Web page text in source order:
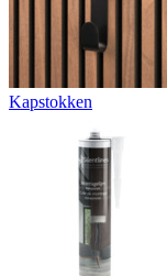
Kapstokken